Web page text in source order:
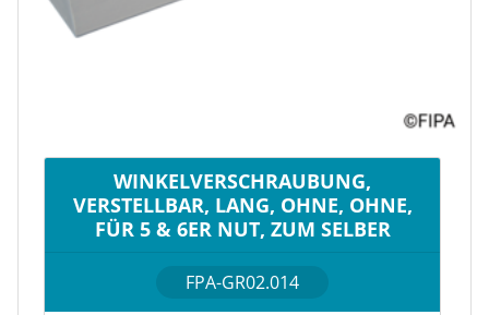
WINKELVERSCHRAUBUNG,
VERSTELLBAR, LANG, OHNE, OHNE,
FÜR 5 & 6ER NUT, ZUM SELBER
FPA-GR02.014